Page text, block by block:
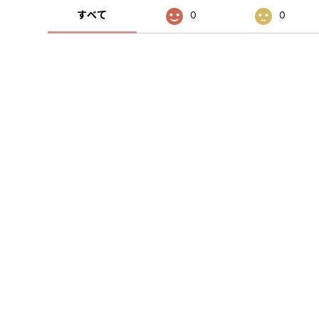
すべて 0 0